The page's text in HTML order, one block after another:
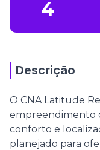
4
Descrição
O CNA Latitude
empreendimento
conforto e
planejado para